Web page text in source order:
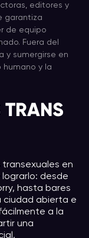
editores y
garantiza
de equipo
Fuera del
y sumergirse en
humano y la
en
desde
hasta bares
ciudad abierta e
a la
una